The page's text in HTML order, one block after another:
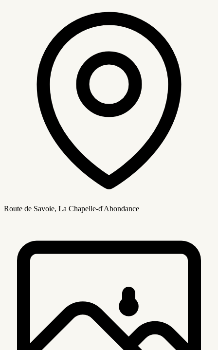
Route de Savoie, La Chapelle-d'Abondance